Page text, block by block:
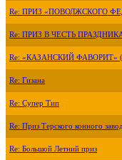
Re: ПРИЗ «ПОВОЛЖСКОГО
Re: ПРИЗ В ЧЕСТЬ
Re: «КАЗАНСКИЙ ФАВОРИТ»
Re: Гизана
Re: Супер Тип
Re: Приз Терского конного
Re: Большой Летний приз